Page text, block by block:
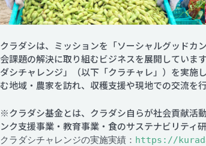
クラダシは、ミッションを「ソーシャルグッドカ
会課題の解決に取り組むビジネスを展開していま
ダシチャレンジ」（以下「クラチャレ」）を実施
む地域・農家を訪れ、収穫支援や現地での交流を
※クラダシ基金とは、クラダシ自らが社会貢献活
ンク支援事業・教育事業・食のサステナビリティ
クラダシチャレンジの実施実績： https://